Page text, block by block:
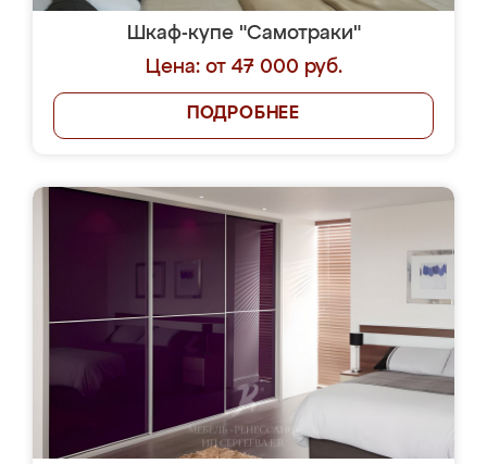
Шкаф-купе "Самотраки"
Цена: от 47 000 руб.
ПОДРОБНЕЕ